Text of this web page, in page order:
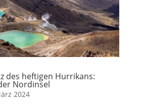
des heftigen Hurrikans:
Nordinsel
2024